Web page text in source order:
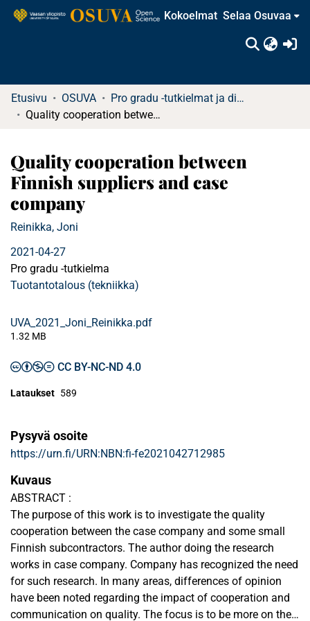
Kokoelmat Selaa Osuvaa
Etusivu OSUVA
Pro gradu -tutkielmat ja diplomityöt
Quality cooperation between Finnish suppliers and case company
Quality cooperation between
Finnish suppliers and case
company
Reinikka, Joni
2021-04-27
Pro gradu -tutkielma
Tuotantotalous (tekniikka)
UVA_2021_Joni_Reinikka.pdf
1.32 MB
CC BY-NC-ND 4.0
Lataukset 589
Pysyvä osoite
https://urn.fi/URN:NBN:fi-fe2021042712985
Kuvaus
ABSTRACT :
The purpose of this work is to investigate the quality
cooperation between the case company and some small
Finnish subcontractors. The author doing the research
works in case company. Company has recognized the need
for such research. In many areas, differences of opinion
have been noted regarding the impact of cooperation and
communication on quality. The focus is to be more on the